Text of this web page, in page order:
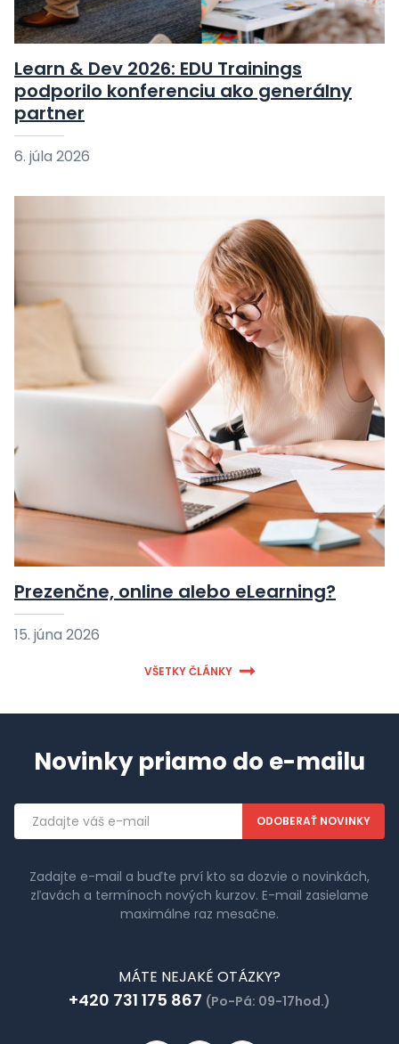
Learn & Dev 2026: EDU Trainings
podporilo konferenciu ako generálny
partner
6. júla 2026
Prezenčne, online alebo eLearning?
15. júna 2026
VŠETKY ČLÁNKY
Novinky priamo do e-mailu
Emailová
adresa
Zadajte e-mail a buďte prví kto sa dozvie o novinkách,
zľavách a termínoch nových kurzov. E-mail zasielame
maximálne raz mesačne.
MÁTE NEJAKÉ OTÁZKY?
+420 731 175 867 (Po-Pá: 09-17hod.)